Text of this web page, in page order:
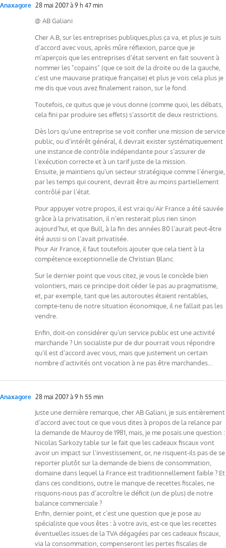
Anaxagore 28 mai 2007 à 9 h 47 min
@ AB Galiani
Cher A.B, sur les entreprises publiques,plus ça va, et plus je suis
d’accord avec vous, après mûre réflexion, parce que je
m’aperçois que les entreprises d’état servent en fait souvent à
nommer les "copains" (que ce soit de la droite ou de la gauche,
c’est une mauvaise pratique française) et plus je vois cela plus je
me dis que vous avez finalement raison, sur le fond.
Toutefois, ce quitus que je vous donne (comme quoi, les débats,
cela fini par produire ses effets) s’assortit de deux restrictions.
Dès lors qu’une entreprise se voit confier une mission de service
public, ou d’intérêt général, il devrait exister systématiquement
une instance de contrôle indépendante pour s’assurer de
l’exécution correcte et à un tarif juste de la mission.
Ensuite, je maintiens qu’un secteur stratégique comme l’énergie,
par les temps qui courent, devrait être au moins partiellement
contrôlé par l’état.
Pour appuyer votre propos, il est vrai qu’Air France a été sauvée
grâce à la privatisation, il n’en resterait plus rien sinon
aujourd’hui, et que Bull, à la fin des années 80 l’aurait peut-être
été aussi si on l’avait privatisée.
Pour Air France, il faut toutefois ajouter que cela tient à la
compétence exceptionnelle de Christian Blanc.
Sur le dernier point que vous citez, je vous le concède bien
volontiers, mais ce principe doit céder le pas au pragmatisme,
et, par exemple, tant que les autoroutes étaient rentables,
compte-tenu de notre situation économique, il ne fallait pas les
vendre.
Enfin, doit-on considérer qu’un service public est une activité
marchande ? Un socialiste pur de dur pourrait vous répondre
qu’il est d’accord avec vous, mais que justement un certain
nombre d’activités ont vocation à ne pas être marchandes…
Anaxagore 28 mai 2007 à 9 h 55 min
Juste une dernière remarque, cher AB Galiani, je suis entièrement
d’accord avec tout ce que vous dites à propos de la relance par
la demande de Mauroy de 1981, mais, je me posais une question :
Nicolas Sarkozy table sur le fait que les cadeaux fiscaux vont
avoir un impact sur l’investissement, or, ne risquent-ils pas de se
reporter plutôt sur la demande de biens de consommation,
domaine dans lequel la France est traditionnellement faible ? Et
dans ces conditions, outre le manque de recettes fiscales, ne
risquons-nous pas d’accroître le déficit (un de plus) de notre
balance commerciale ?
Enfin, dernier point, et c’est une question que je pose au
spécialiste que vous êtes : à votre avis, est-ce que les recettes
éventuelles issues de la TVA dégagées par ces cadeaux fiscaux,
via la consommation, compenseront les pertes fiscales de